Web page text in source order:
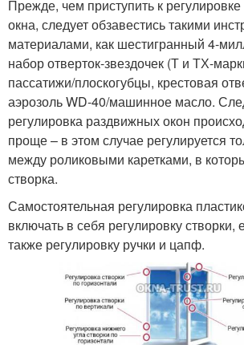
Прежде, чем приступить к регулировке
окна, следует обзавестись такими
материалами, как шестигранный 4-
набор отверток-звездочек (Т и ТХ-
пассатижи/плоскогубцы, крестовая
аэрозоль WD-40/машинное масло.
регулировка раздвижных окон
проще – в этом случае регулируется
между роликовыми каретками, в
створка.
Самостоятельная регулировка
включать в себя регулировку
также регулировку ручки и цапф.